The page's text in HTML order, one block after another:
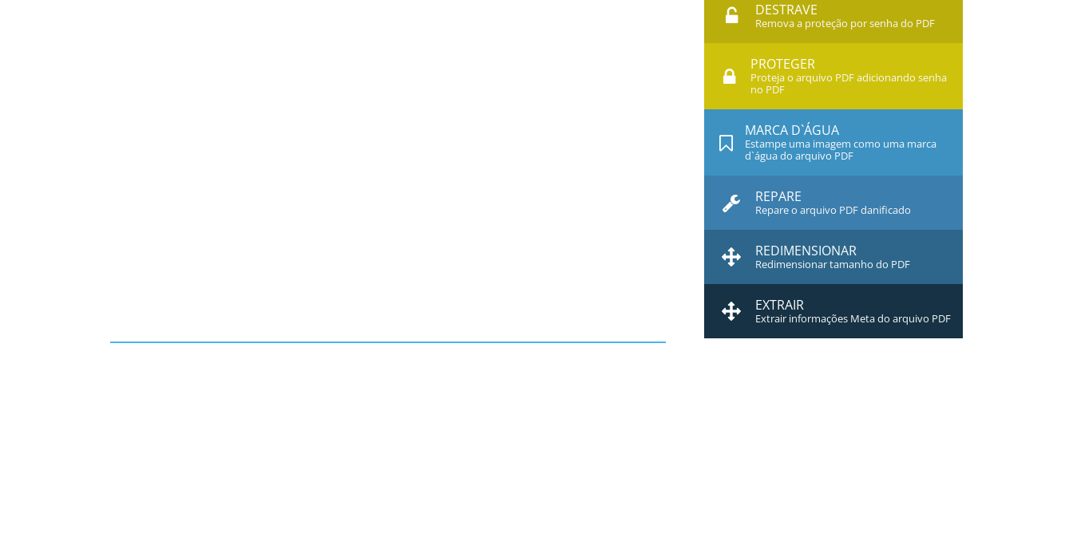
DESTRAVE
Remova a proteção por senha do PDF
PROTEGER
Proteja o arquivo PDF adicionando senha
no PDF
MARCA D`ÁGUA
Estampe uma imagem como uma marca
d`água do arquivo PDF
REPARE
Repare o arquivo PDF danificado
REDIMENSIONAR
Redimensionar tamanho do PDF
EXTRAIR
Extrair informações Meta do arquivo PDF